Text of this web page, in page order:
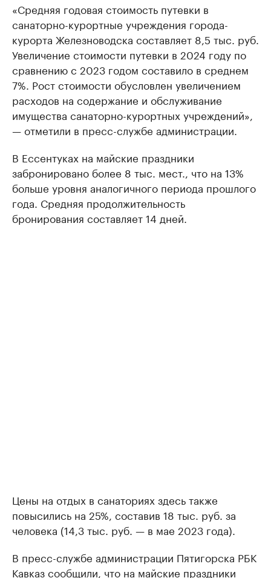
«Средняя годовая стоимость путевки в
санаторно-курортные учреждения города-
курорта Железноводска составляет 8,5 тыс. руб.
Увеличение стоимости путевки в 2024 году по
сравнению с 2023 годом составило в среднем
7%. Рост стоимости обусловлен увеличением
расходов на содержание и обслуживание
имущества санаторно-курортных учреждений»,
— отметили в пресс-службе администрации.
В Ессентуках на майские праздники
забронировано более 8 тыс. мест., что на 13%
больше уровня аналогичного периода прошлого
года. Средняя продолжительность
бронирования составляет 14 дней.
Цены на отдых в санаториях здесь также
повысились на 25%, составив 18 тыс. руб. за
человека (14,3 тыс. руб. — в мае 2023 года).
В пресс-службе администрации Пятигорска РБК
Кавказ сообщили, что на майские праздники